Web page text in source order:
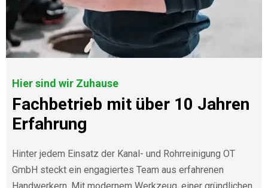
Hier sind wir Zuhause
Fachbetrieb mit über 10 Jahren
Erfahrung
Hinter jedem Einsatz der Kanal- und Rohrreinigung OT
GmbH steckt ein engagiertes Team aus erfahrenen